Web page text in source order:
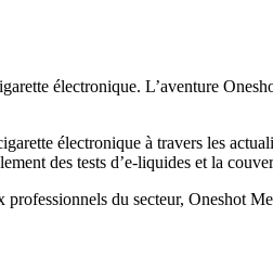
électronique. L’aventure
électronique à travers les
des tests d’e-liquides et la
professionnels du secteur, Oneshot